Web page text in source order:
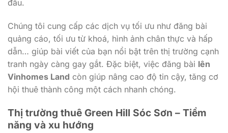
đầu.
Chúng tôi cung cấp các dịch vụ tối ưu như đăng bài
quảng cáo, tối ưu từ khoá, hình ảnh chân thực và hấp
dẫn… giúp bài viết của bạn nổi bật trên thị trường cạnh
tranh ngày càng gay gắt. Đặc biệt, việc đăng bài lên
Vinhomes Land còn giúp nâng cao độ tin cậy, tăng cơ
hội thuê thành công một cách nhanh chóng.
Thị trường thuê Green Hill Sóc Sơn – Tiềm
năng và xu hướng